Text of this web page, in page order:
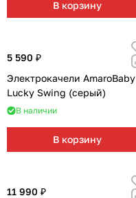
В корзину
5 590 ₽
Электрокачели AmaroBaby
Lucky Swing (серый)
В наличии
В корзину
11 990 ₽